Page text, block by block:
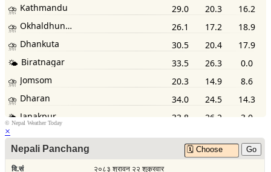
© Nepal Weather Today
×